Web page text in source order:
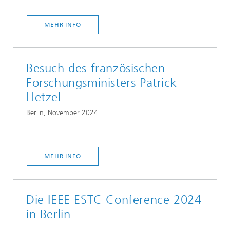
MEHR INFO
Besuch des französischen
Forschungsministers Patrick
Hetzel
Berlin, November 2024
MEHR INFO
Die IEEE ESTC Conference 2024
in Berlin